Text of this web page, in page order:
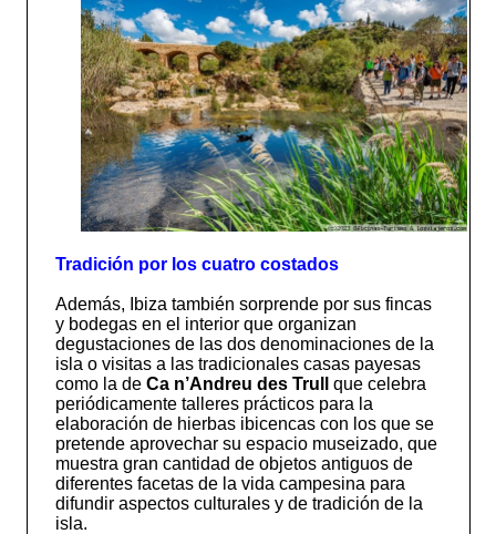
Tradición por los cuatro costados
Además, Ibiza también sorprende por sus fincas
y bodegas en el interior que organizan
degustaciones de las dos denominaciones de la
isla o visitas a las tradicionales casas payesas
como la de Ca n’Andreu des Trull
que celebra
periódicamente talleres prácticos para la
elaboración de hierbas ibicencas con los que se
pretende aprovechar su espacio museizado, que
muestra gran cantidad de objetos antiguos de
diferentes facetas de la vida campesina para
difundir aspectos culturales y de tradición de la
isla.